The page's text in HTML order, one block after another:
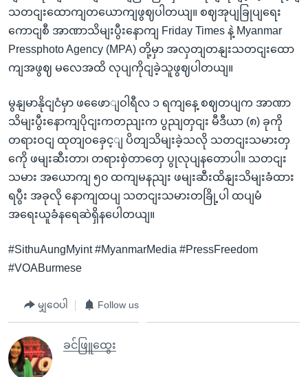
သတငျးထောကျတယောကျဖွဈပါတယျ။ စဈအုပျခြုပျရေး
ကောငျစီ အာဏာသိမျးပွီးနောကျ Friday Times နဲ့ Myanmar
Pressphoto Agency (MPA) တို့မှာ အလှတျတနျးသတငျးထော
ကျအဖွဈ မလေအထိ လုပျကိုငျခဲ့သူဖွဈပါတယျ။
မွနျမာနိုငျငံမှာ ဖဖေောျဝါရီလ ၁ ရကျနေ့ စဈတပျက အာဏာ
သိမျးပွီးနောကျပိုငျးကတညျးက ပွညျတှငျး မီဒီယာ (၈) ခုကို
တရားဝငျ ထုတျဝခှေင့ျ ပိတျသိမျးခဲ့သလို သတငျးသမားတှ
ကေို ဖမျးဆီးတာ၊ တရားစှဲတာတှေ ပွုလုပျနတောပါ။ သတငျး
သမား အယောကျ ၅၀ ထကျမနညျး ဖမျးဆီးထိနျးသိမျးခံထား
ရပွီး အခုလို နောကျထပျ သတငျးသမားတခြို့ပါ ထပျမံ
အရေးယူခံနရေဆဲရှိနပေါတယျ။
#SithuAungMyint #MyanmarMedia #PressFreedom
#VOABurmese
မျှဝေပါ Follow us
ခင်ဖြူထွေး